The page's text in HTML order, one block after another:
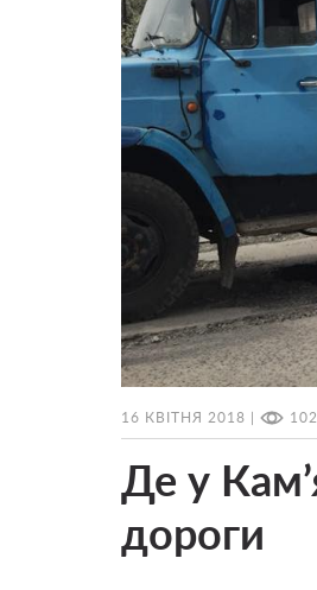
16 КВІТНЯ 2018 |
Де у
дороги